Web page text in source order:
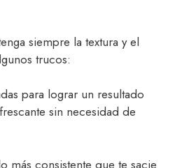
siempre la textura y el
trucos:
para lograr un resultado
sin necesidad de
más consistente que te sacie